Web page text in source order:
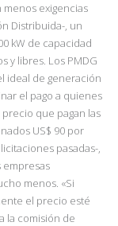
exigencias
Distribuida-, un
kW de capacidad
y libres. Los PMDG
ideal de generación
el pago a quienes
que pagan las
US$ 90 por
pasadas-,
empresas
menos. «Si
el precio esté
la comisión de